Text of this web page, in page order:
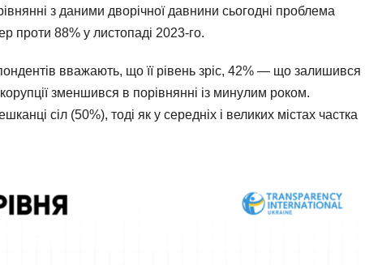
з даними дворічної давнини сьогодні проблема
проти 88% у листопаді 2023-го.
вважають, що її рівень зріс, 42% — що залишився
зменшився в порівнянні із минулим роком.
сіл (50%), тоді як у середніх і великих містах частка